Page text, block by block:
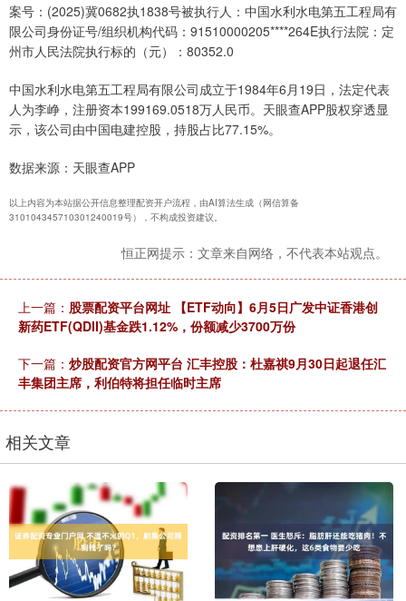
案号：(2025)冀0682执1838号被执行人：中国水利水电第五工程局有
限公司身份证号/组织机构代码：91510000205****264E执行法院：定
州市人民法院执行标的（元）：80352.0
中国水利水电第五工程局有限公司成立于1984年6月19日，法定代表
人为李峥，注册资本199169.0518万人民币。天眼查APP股权穿透显
示，该公司由中国电建控股，持股占比77.15%。
数据来源：天眼查APP
以上内容为本站据公开信息整理配资开户流程，由AI算法生成（网信算备
310104345710301240019号），不构成投资建议。
恒正网提示：文章来自网络，不代表本站观点。
上一篇： 股票配资平台网址 【ETF动向】6月5日广发中证香港创
新药ETF(QDII)基金跌1.12%，份额减少3700万份
下一篇： 炒股配资官方网平台 汇丰控股：杜嘉祺9月30日起退任汇
丰集团主席，利伯特将担任临时主席
相关文章